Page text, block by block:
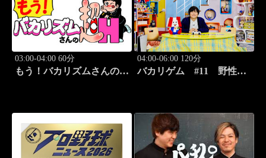
03:00-04:00 60分
もう！バカリズムさんの超
04:00-06:00 120分
バカリゲム #11 野性爆